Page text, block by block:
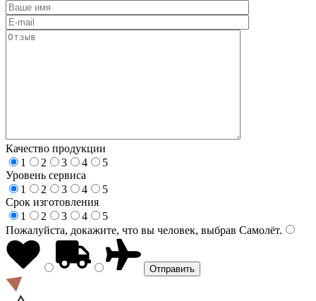
Качество продукции
1
2 3 4
5
Уровень сервиса
1
2 3 4
5
Срок изготовления
1
2 3 4
5
Пожалуйста, докажите, что вы человек, выбрав Самолёт.